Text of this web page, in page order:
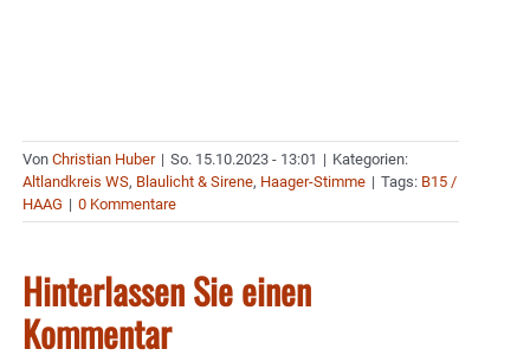
Von Christian Huber | So. 15.10.2023 - 13:01 | Kategorien:
Altlandkreis WS, Blaulicht & Sirene, Haager-Stimme | Tags: B15 /
HAAG | 0 Kommentare
Hinterlassen Sie einen
Kommentar